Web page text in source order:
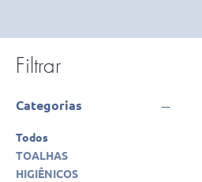
Filtrar
Categorias
Todos
TOALHAS
HIGIÊNICOS